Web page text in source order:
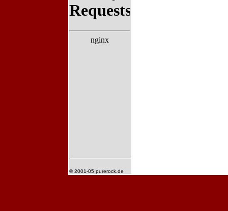
© 2001-05 purerock.de